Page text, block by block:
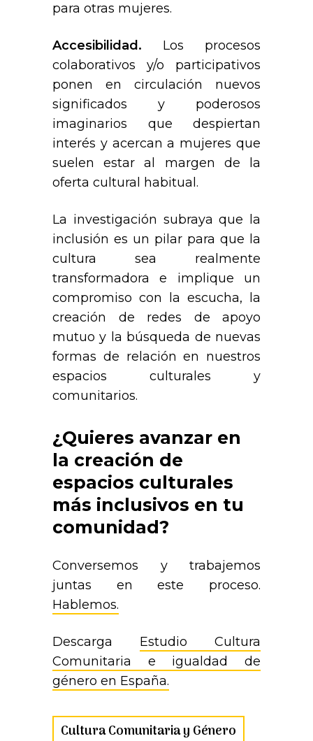
para otras mujeres.
Accesibilidad. Los procesos
colaborativos y/o participativos
ponen en circulación nuevos
significados y poderosos
imaginarios que despiertan
interés y acercan a mujeres que
suelen estar al margen de la
oferta cultural habitual.
La investigación subraya que la
inclusión es un pilar para que la
cultura sea realmente
transformadora e implique un
compromiso con la escucha, la
creación de redes de apoyo
mutuo y la búsqueda de nuevas
formas de relación en nuestros
espacios culturales y
comunitarios.
¿Quieres avanzar en
la creación de
espacios culturales
más inclusivos en tu
comunidad?
Conversemos y trabajemos
juntas en este proceso.
Hablemos.
Descarga Estudio Cultura
Comunitaria e igualdad de
género en España.
Cultura Comunitaria y Género